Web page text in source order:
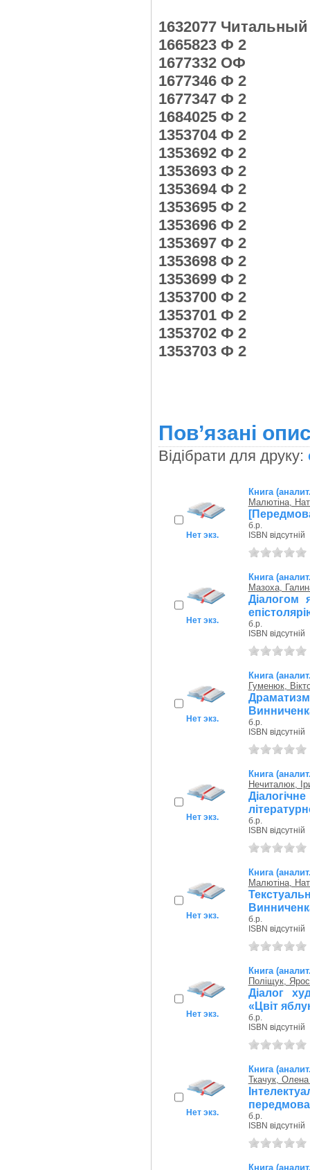
1632077 Читальный
1665823 Ф 2
1677332 ОФ
1677346 Ф 2
1677347 Ф 2
1684025 Ф 2
1353704 Ф 2
1353692 Ф 2
1353693 Ф 2
1353694 Ф 2
1353695 Ф 2
1353696 Ф 2
1353697 Ф 2
1353698 Ф 2
1353699 Ф 2
1353700 Ф 2
1353701 Ф 2
1353702 Ф 2
1353703 Ф 2
Пов’язані
Відібрати для друку:
Нет экз.
Книга
Малютіна,
б.р.
ISBN відсутній
Нет экз.
Книга
Мазоха,
Діалогом
б.р.
ISBN відсутній
Нет экз.
Книга
Гуменюк,
б.р.
ISBN відсутній
Нет экз.
Книга
Нечиталюк,
б.р.
ISBN відсутній
Нет экз.
Книга
Малютіна,
б.р.
ISBN відсутній
Нет экз.
Книга
Поліщук,
Діалог
«Цвіт
б.р.
ISBN відсутній
Нет экз.
Книга
Ткачук,
б.р.
ISBN відсутній
Книга